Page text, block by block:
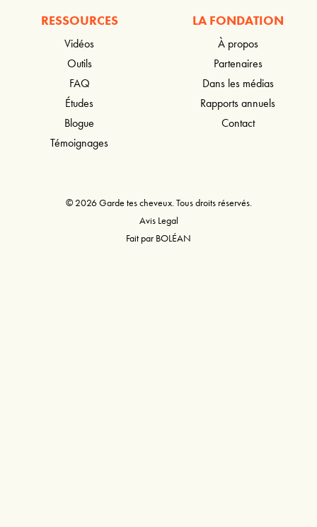
RESSOURCES
Vidéos
Outils
FAQ
Études
Blogue
Témoignages
LA FONDATION
À propos
Partenaires
Dans les médias
Rapports annuels
Contact
© 2026 Garde tes cheveux. Tous droits réservés.
Avis Legal
Fait par BOLÉAN